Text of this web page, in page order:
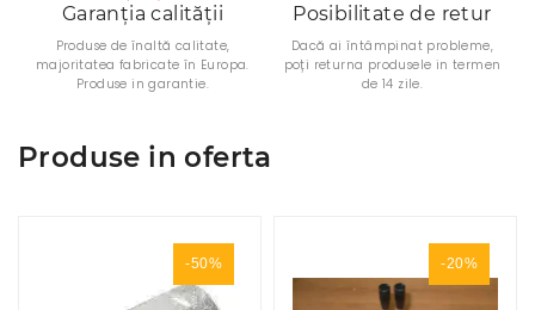
Garanția calității
Produse de înaltă calitate,
majoritatea fabricate în Europa.
Produse in garantie.
Posibilitate de retur
Dacă ai întâmpinat probleme,
poți returna produsele in termen
de 14 zile.
Produse in oferta
-50% -20%